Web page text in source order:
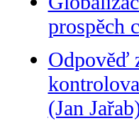
prospěch
Odpověď
(Jan